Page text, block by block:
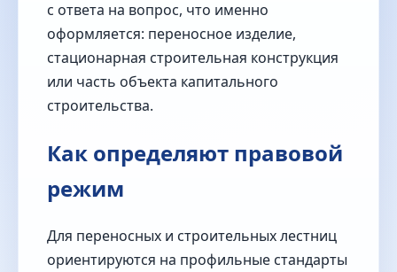
с ответа на вопрос, что именно
оформляется: переносное изделие,
стационарная строительная конструкция
или часть объекта капитального
строительства.
Как определяют правовой
режим
Для переносных и строительных лестниц
ориентируются на профильные стандарты